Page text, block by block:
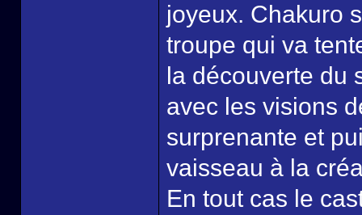
joyeux. Chakuro
troupe qui va
la découverte du
avec les visions
surprenante et
vaisseau à la
En tout cas le